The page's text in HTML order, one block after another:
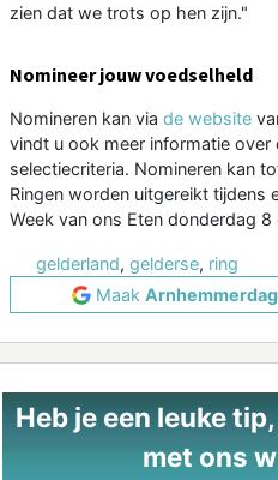
zien dat we trots op hen zijn."
Nomineer jouw voedselheld
Nomineren kan via de website
vindt u ook meer informatie over
selectiecriteria. Nomineren kan
Ringen worden uitgereikt tijdens
Week van ons Eten donderdag 8
gelderland, gelderse, ring
Maak
Heb je een leuke
met ons